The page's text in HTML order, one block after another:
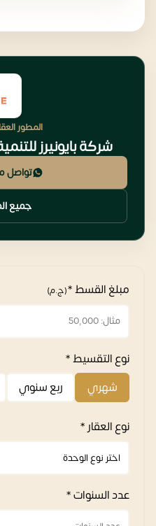
المطور
شركة بايونيرز
تواصل
جميع
مبلغ القسط *(ج.م)
نوع التقسيط *
شهري
ربع سنوي
نوع العقار *
عدد السنوات *